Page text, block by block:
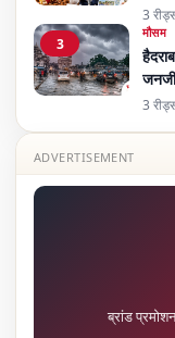
3
3
मौसम
3
ADVERTISEMENT
ब्रांड